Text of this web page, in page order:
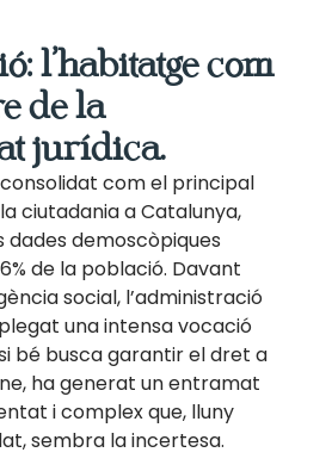
l’habitatge com
de la
jurídica.
consolidat com el principal
ciutadania a Catalunya,
demoscòpiques
de la població. Davant
social, l’administració
una intensa vocació
bé busca garantir el dret a
ha generat un entramat
i complex que, lluny
sembra la incertesa.